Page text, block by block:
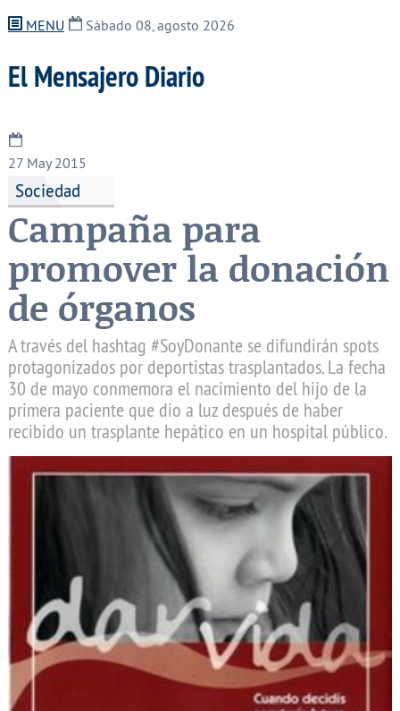
MENU Sábado 08, agosto 2026
El Mensajero Diario
27May 2015
Sociedad
Campaña para
promover la donación
de órganos
A través del hashtag #SoyDonante se difundirán spots
protagonizados por deportistas trasplantados. La fecha
30 de mayo conmemora el nacimiento del hijo de la
primera paciente que dio a luz después de haber
recibido un trasplante hepático en un hospital público.